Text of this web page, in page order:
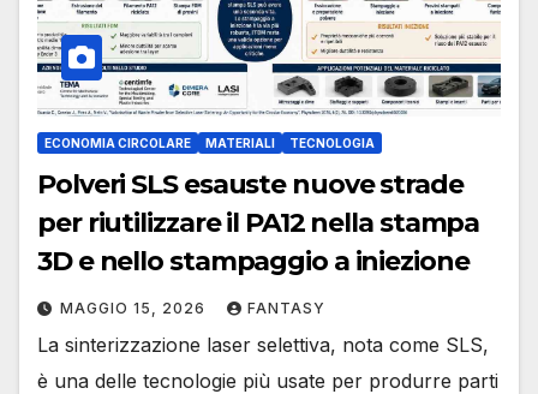
ECONOMIA CIRCOLARE MATERIALI TECNOLOGIA
Polveri SLS esauste nuove strade
per riutilizzare il PA12 nella stampa
3D e nello stampaggio a iniezione
MAGGIO 15, 2026 FANTASY
La sinterizzazione laser selettiva, nota come SLS,
è una delle tecnologie più usate per produrre parti